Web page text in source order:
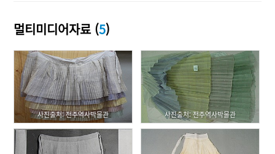
멀티미디어자료 (5)
사진출처: 전주역사박물관 사진출처: 전주역사박물관